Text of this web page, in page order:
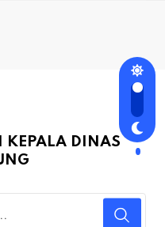
KEPALA DINAS